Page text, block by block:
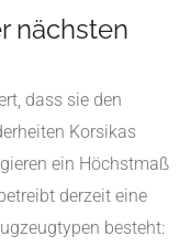
nächsten
dass sie den
Korsikas
ein Höchstmaß
derzeit eine
besteht: